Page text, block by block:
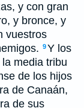
y con gran
y bronce, y
vuestros
9Y los
media tribu
de los hijos
de Canaán,
de sus